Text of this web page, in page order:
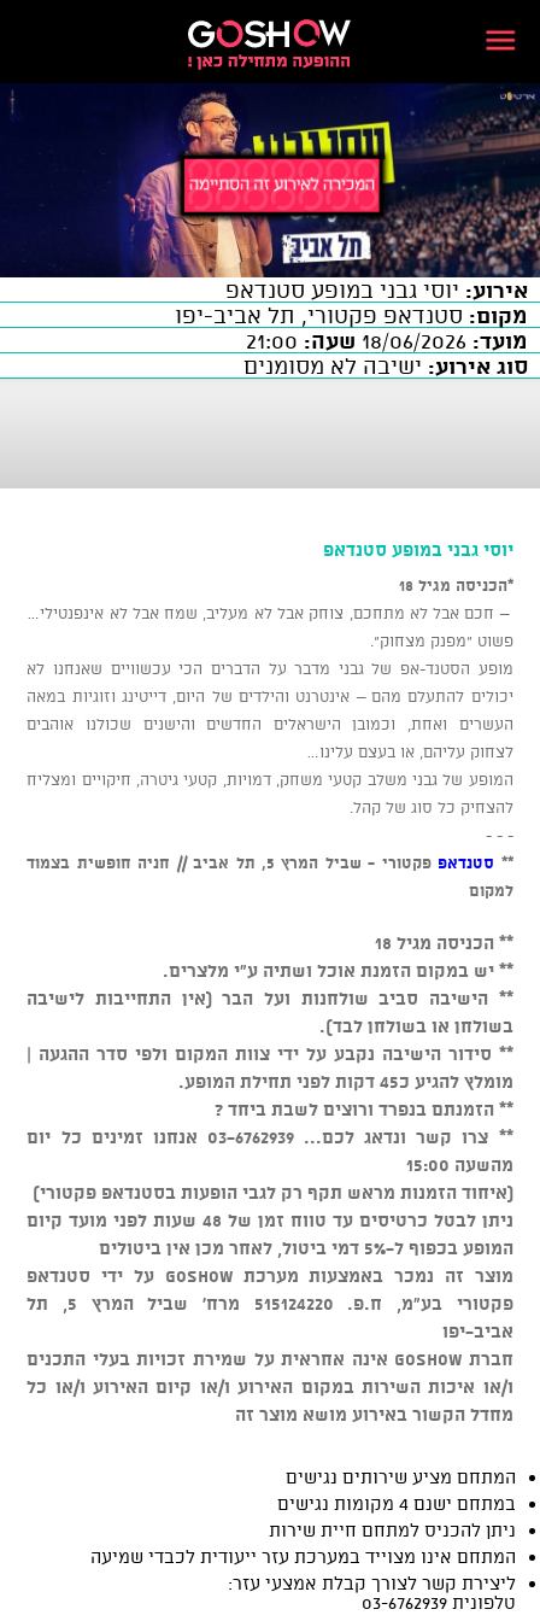
אירוע: יוסי גבני במופע סטנדאפ
מקום: סטנדאפ פקטורי, תל אביב-יפו
מועד:
שעה:
סוג אירוע: ישיבה לא מסומנים
יוסי גבני במופע סטנדאפ
*הכניסה מגיל 18
– חכם אבל לא מתחכם, צוחק אבל לא מעליב, שמח אבל לא אינפנטילי…
פשוט “מפנק מצחוק”.
מופע הסטנד-אפ של גבני מדבר על הדברים הכי עכשוויים שאנחנו לא
יכולים להתעלם מהם – אינטרנט והילדים של היום, דייטינג וזוגיות במאה
העשרים ואחת, וכמובן הישראלים החדשים והישנים שכולנו אוהבים
לצחוק עליהם, או בעצם עלינו…
המופע של גבני משלב קטעי משחק, דמויות, קטעי גיטרה, חיקויים ומצליח
להצחיק כל סוג של קהל.
- - -
** סטנדאפ
פקטורי - שביל המרץ 5, תל אביב // חניה חופשית בצמוד
למקום
** הכניסה מגיל 18
** יש במקום הזמנת אוכל ושתיה ע"י מלצרים.
** הישיבה סביב שולחנות ועל הבר (אין התחייבות לישיבה
בשולחן או בשולחן לבד).
** סידור הישיבה נקבע על ידי צוות המקום ולפי סדר ההגעה |
מומלץ להגיע כ45 דקות לפני תחילת המופע.
** הזמנתם בנפרד ורוצים לשבת ביחד ?
** צרו קשר ונדאג לכם... 03-6762939 אנחנו זמינים כל יום
מהשעה 15:00
(איחוד הזמנות מראש תקף רק לגבי הופעות בסטנדאפ פקטורי)
ניתן לבטל כרטיסים עד טווח זמן של 48 שעות לפני מועד קיום
המופע בכפוף ל-5% דמי ביטול, לאחר מכן אין ביטולים
מוצר זה נמכר באמצעות מערכת GOSHOW על ידי סטנדאפ
פקטורי בע"מ, ח.פ. 515124220 מרח' שביל המרץ 5, תל
אביב-יפו
חברת GOSHOW אינה אחראית על שמירת זכויות בעלי התכנים
ו/או איכות השירות במקום האירוע ו/או קיום האירוע ו/או כל
מחדל הקשור באירוע מושא מוצר זה
המתחם מציע שירותים נגישים
במתחם ישנם 4 מקומות נגישים
ניתן להכניס למתחם חיית שירות
המתחם אינו מצוייד במערכת עזר ייעודית לכבדי שמיעה
ליצירת קשר לצורך קבלת אמצעי עזר:
טלפונית 03-6762939